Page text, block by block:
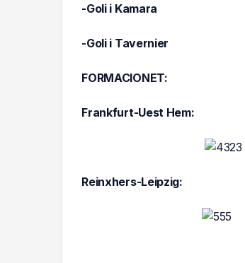
-Goli i Kamara
-Goli i Tavernier
FORMACIONET:
Frankfurt-Uest Hem:
Reinxhers-Leipzig: